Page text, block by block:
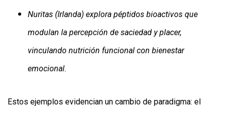
Nuritas (Irlanda) explora péptidos bioactivos que
modulan la percepción de saciedad y placer,
vinculando nutrición funcional con bienestar
emocional.
Estos ejemplos evidencian un cambio de paradigma: el